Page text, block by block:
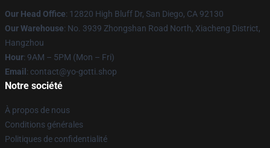
Our Head Office: 12820 High Bluff Dr, San Diego, CA 92130
Our Warehouse: No. 3939 Zhongshan Road North, Xiacheng District,
Hangzhou
Hour: 9AM – 5PM (Mon – Fri)
Email : contact@yo-gotti.shop
Notre société
À propos de nous
Conditions générales
Politiques de confidentialité